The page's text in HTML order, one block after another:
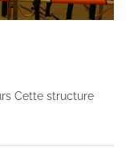
Cette structure